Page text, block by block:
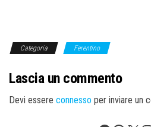
Categoria Ferentino
Lascia un commento
Devi essere connesso per inviare un